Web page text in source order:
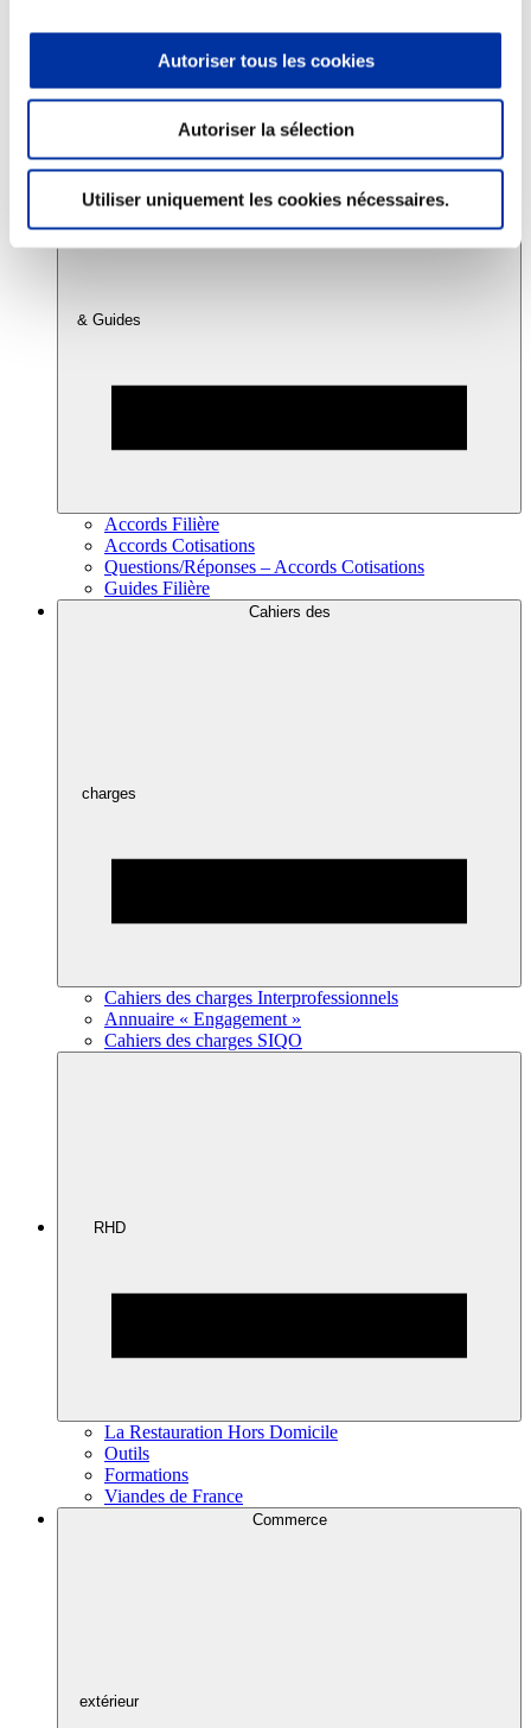
Autoriser tous les cookies
Autoriser la sélection
Utiliser uniquement les cookies nécessaires.
Sécurité sanitaire
Viandes et santé
Juste rémunération et attractivité des métiers
Info-veille scientifique
Accords
& Guides
Accords Filière
Accords Cotisations
Questions/Réponses – Accords Cotisations
Guides Filière
Cahiers des
charges
Cahiers des charges Interprofessionnels
Annuaire « Engagement »
Cahiers des charges SIQO
RHD
La Restauration Hors Domicile
Outils
Formations
Viandes de France
Commerce
extérieur